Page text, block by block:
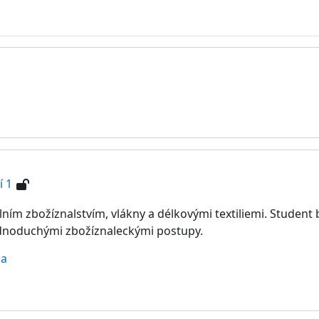
1
zbožíznalstvím, vlákny a délkovými textiliemi.
zbožíznaleckými postupy.